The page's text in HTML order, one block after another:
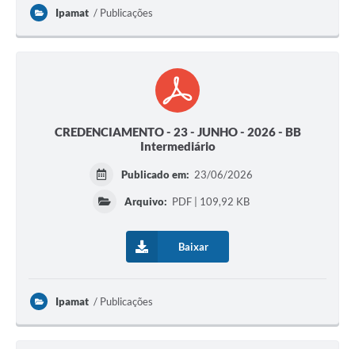
Ipamat Publicações
CREDENCIAMENTO - 23 - JUNHO - 2026 - BB
Intermediário
Publicado em: 23/06/2026
Arquivo: PDF | 109,92 KB
Baixar
Ipamat Publicações